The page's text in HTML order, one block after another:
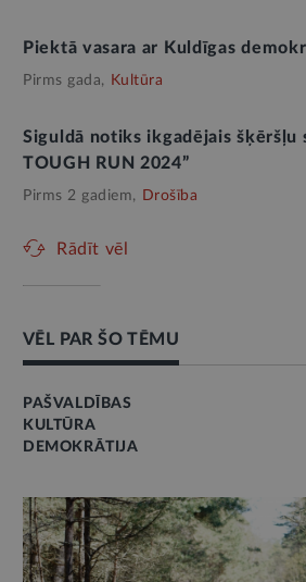
Piektā vasara ar Kuldīgas
Pirms gada, Kultūra
Siguldā notiks ikgadējais šķēršļu
TOUGH RUN 2024”
Pirms 2 gadiem, Drošība
Rādīt vēl
VĒL PAR ŠO TĒMU
PAŠVALDĪBAS
KULTŪRA
DEMOKRĀTIJA